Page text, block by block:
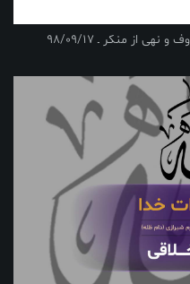
از منکر ـ 98/09/17